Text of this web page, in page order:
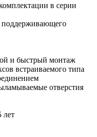
в серии
поддерживающего
и быстрый монтаж
встраиваемого типа
отверстия
лет